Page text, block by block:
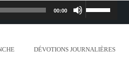
Lecteur 00:00 Utilisez
DÉVOTIONS JOURNALIÈRES